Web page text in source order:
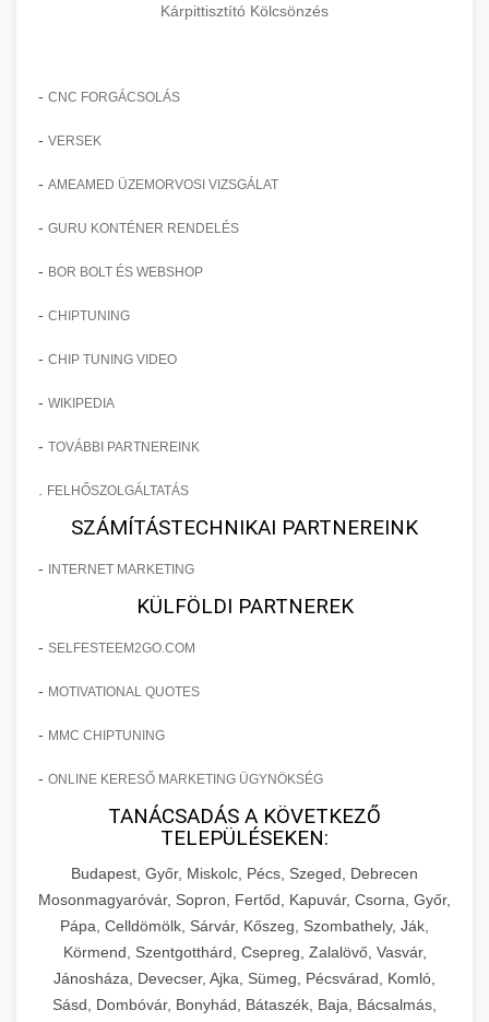
Kárpittisztító Kölcsönzés
- CNC FORGÁCSOLÁS
- VERSEK
- AMEAMED ÜZEMORVOSI VIZSGÁLAT
- GURU KONTÉNER RENDELÉS
- BOR BOLT ÉS WEBSHOP
- CHIPTUNING
- CHIP TUNING VIDEO
- WIKIPEDIA
- TOVÁBBI PARTNEREINK
FELHŐSZOLGÁLTATÁS
SZÁMÍTÁSTECHNIKAI PARTNEREINK
- INTERNET MARKETING
KÜLFÖLDI PARTNEREK
- SELFESTEEM2GO.COM
- MOTIVATIONAL QUOTES
- MMC CHIPTUNING
- ONLINE KERESŐ MARKETING ÜGYNÖKSÉG
TANÁCSADÁS A KÖVETKEZŐ
TELEPÜLÉSEKEN:
Budapest, Győr, Miskolc, Pécs, Szeged, Debrecen
Mosonmagyaróvár, Sopron, Fertőd, Kapuvár, Csorna, Győr,
Pápa, Celldömölk, Sárvár, Kőszeg, Szombathely, Ják,
Körmend, Szentgotthárd, Csepreg, Zalalövő, Vasvár,
Jánosháza, Devecser, Ajka, Sümeg, Pécsvárad, Komló,
Sásd, Dombóvár, Bonyhád, Bátaszék, Baja, Bácsalmás,